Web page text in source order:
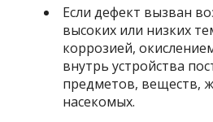
Если дефект вызван
высоких или низких
коррозией,
внутрь устройства
предметов, веществ,
насекомых.